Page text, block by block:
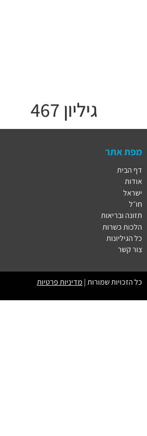
גיליון 467
מפת אתר
דף הבית
אודות
ישראל
חו״ל
תזונה ובריאות
הלכות כשרות
כל הגיליונות
צור קשר
כל הזכויות שמורות | מדיניות פרטיות